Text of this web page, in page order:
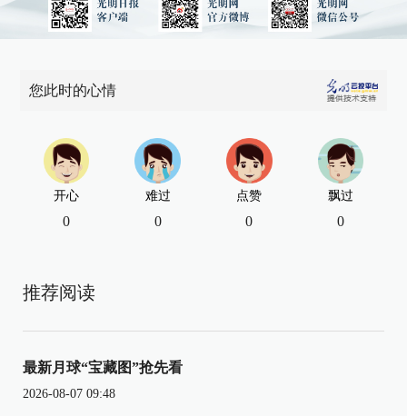
您此时的心情
开心
0
难过
0
点赞
0
飘过
0
推荐阅读
最新月球“宝藏图”抢先看
2026-08-07 09:48